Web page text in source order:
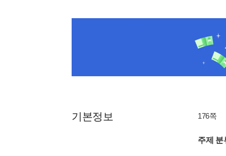
기본정보 176쪽
주제 분